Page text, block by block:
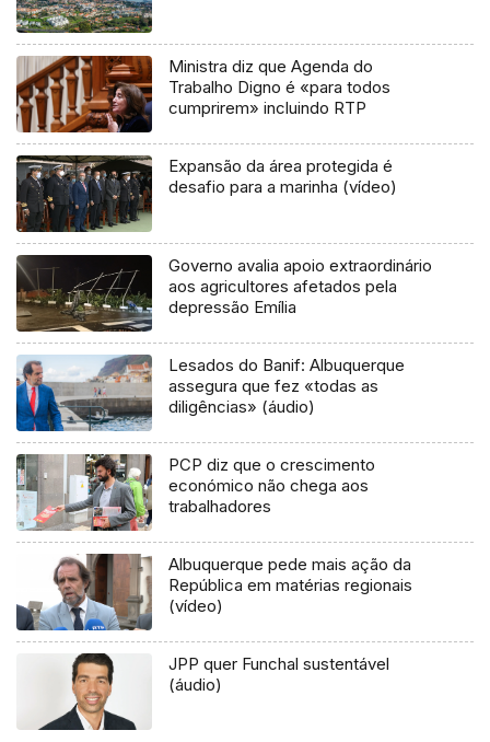
Ministra diz que Agenda do
Trabalho Digno é «para todos
cumprirem» incluindo RTP
Expansão da área protegida é
desafio para a marinha (vídeo)
Governo avalia apoio extraordinário
aos agricultores afetados pela
depressão Emília
Lesados do Banif: Albuquerque
assegura que fez «todas as
diligências» (áudio)
PCP diz que o crescimento
económico não chega aos
trabalhadores
Albuquerque pede mais ação da
República em matérias regionais
(vídeo)
JPP quer Funchal sustentável
(áudio)